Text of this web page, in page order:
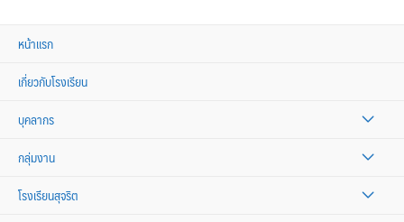
หน้าแรก
เกี่ยวกับโรงเรียน
บุคลากร
กลุ่มงาน
โรงเรียนสุจริต